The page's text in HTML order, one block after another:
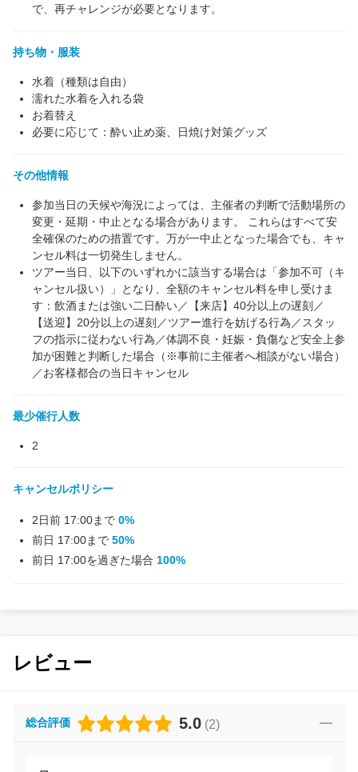
で、再チャレンジが必要となります。
持ち物・服装
水着（種類は自由）
濡れた水着を入れる袋
お着替え
必要に応じて：酔い止め薬、日焼け対策グッズ
その他情報
参加当日の天候や海況によっては、主催者の判断で活動場所の
変更・延期・中止となる場合があります。 これらはすべて安
全確保のための措置です。万が一中止となった場合でも、キャ
ンセル料は一切発生しません。
ツアー当日、以下のいずれかに該当する場合は「参加不可（キ
ャンセル扱い）」となり、全額のキャンセル料を申し受けま
す：飲酒または強い二日酔い／【来店】40分以上の遅刻／
【送迎】20分以上の遅刻／ツアー進行を妨げる行為／スタッ
フの指示に従わない行為／体調不良・妊娠・負傷など安全上参
加が困難と判断した場合（※事前に主催者へ相談がない場合）
／お客様都合の当日キャンセル
最少催行人数
2
キャンセルポリシー
2日前 17:00まで 0%
前日 17:00まで 50%
前日 17:00を過ぎた場合 100%
レビュー
総合評価 5.0 (2)